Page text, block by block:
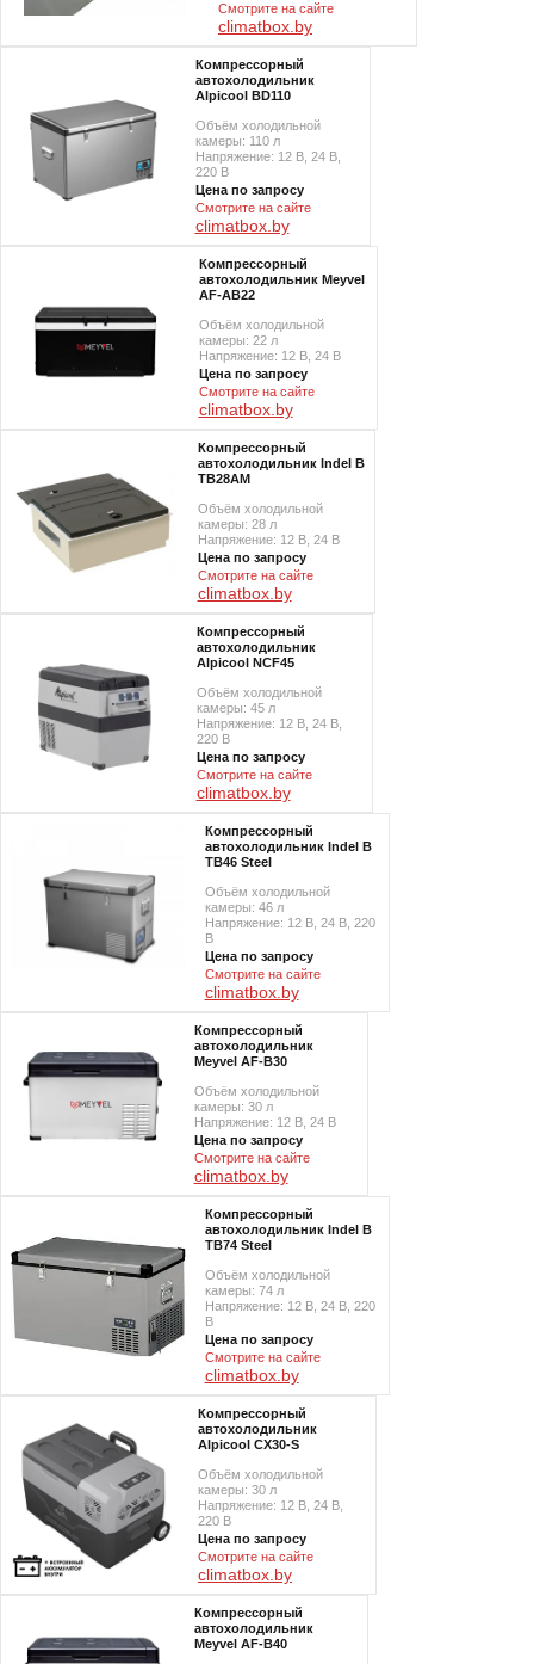
Смотрите на сайте
climatbox.by
Компрессорный
автохолодильник
Alpicool BD110
Объём холодильной
камеры: 110 л
Напряжение: 12 В, 24 В,
220 В
Цена по запросу
Смотрите на сайте
climatbox.by
Компрессорный
автохолодильник Meyvel
AF-AB22
Объём холодильной
камеры: 22 л
Напряжение: 12 В, 24 В
Цена по запросу
Смотрите на сайте
climatbox.by
Компрессорный
автохолодильник Indel B
TB28AM
Объём холодильной
камеры: 28 л
Напряжение: 12 В, 24 В
Цена по запросу
Смотрите на сайте
climatbox.by
Компрессорный
автохолодильник
Alpicool NCF45
Объём холодильной
камеры: 45 л
Напряжение: 12 В, 24 В,
220 В
Цена по запросу
Смотрите на сайте
climatbox.by
Компрессорный
автохолодильник Indel B
TB46 Steel
Объём холодильной
камеры: 46 л
Напряжение: 12 В, 24 В, 220
В
Цена по запросу
Смотрите на сайте
climatbox.by
Компрессорный
автохолодильник
Meyvel AF-B30
Объём холодильной
камеры: 30 л
Напряжение: 12 В, 24 В
Цена по запросу
Смотрите на сайте
climatbox.by
Компрессорный
автохолодильник Indel B
TB74 Steel
Объём холодильной
камеры: 74 л
Напряжение: 12 В, 24 В, 220
В
Цена по запросу
Смотрите на сайте
climatbox.by
Компрессорный
автохолодильник
Alpicool CX30-S
Объём холодильной
камеры: 30 л
Напряжение: 12 В, 24 В,
220 В
Цена по запросу
Смотрите на сайте
climatbox.by
Компрессорный
автохолодильник
Meyvel AF-B40